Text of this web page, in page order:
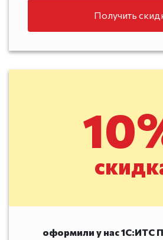
Получить
оформили у нас